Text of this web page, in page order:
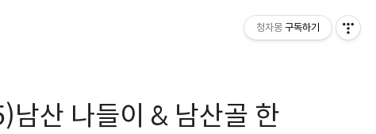
산 나들이 & 남산골 한
청자몽 구독하기